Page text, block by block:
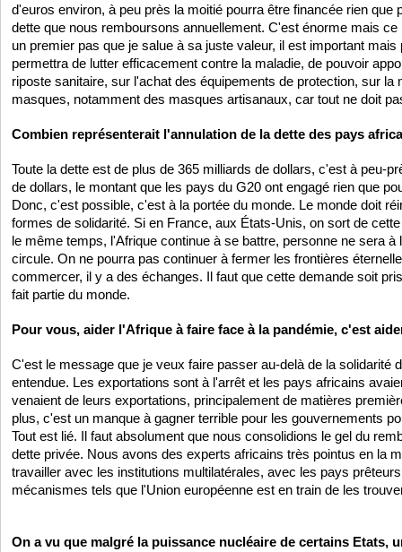
d'euros environ, à peu près la moitié pourra être financée rien que
dette que nous remboursons annuellement. C'est énorme mais
un premier pas que je salue à sa juste valeur, il est important
permettra de lutter efficacement contre la maladie, de pouvoir
riposte sanitaire, sur l'achat des équipements de protection, sur la
masques, notamment des masques artisanaux, car tout ne doit
Combien représenterait l'annulation de la dette des pays
Toute la dette est de plus de 365 milliards de dollars, c'est à peu-
de dollars, le montant que les pays du G20 ont engagé rien que
Donc, c'est possible, c'est à la portée du monde. Le monde doit
formes de solidarité. Si en France, aux États-Unis, on sort de
le même temps, l'Afrique continue à se battre, personne ne sera
circule. On ne pourra pas continuer à fermer les frontières
commercer, il y a des échanges. Il faut que cette demande soit
fait partie du monde.
Pour vous, aider l'Afrique à faire face à la pandémie, c'est
C'est le message que je veux faire passer au-delà de la solidarité
entendue. Les exportations sont à l'arrêt et les pays africains
venaient de leurs exportations, principalement de matières
plus, c'est un manque à gagner terrible pour les gouvernements
Tout est lié. Il faut absolument que nous consolidions le gel du
dette privée. Nous avons des experts africains très pointus en la
travailler avec les institutions multilatérales, avec les pays
mécanismes tels que l'Union européenne est en train de les
On a vu que malgré la puissance nucléaire de certains Etats,